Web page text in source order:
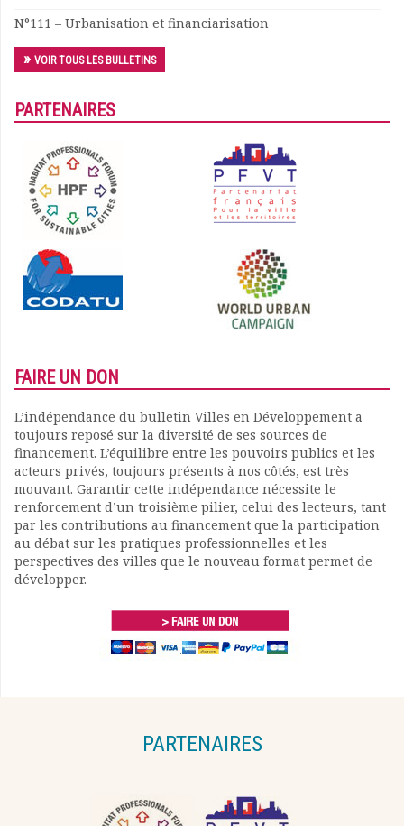
N°111 – Urbanisation et financiarisation
VOIR TOUS LES BULLETINS
PARTENAIRES
FAIRE UN DON
L’indépendance du bulletin Villes en Développement a
toujours reposé sur la diversité de ses sources de
financement. L’équilibre entre les pouvoirs publics et les
acteurs privés, toujours présents à nos côtés, est très
mouvant. Garantir cette indépendance nécessite le
renforcement d’un troisième pilier, celui des lecteurs, tant
par les contributions au financement que la participation
au débat sur les pratiques professionnelles et les
perspectives des villes que le nouveau format permet de
développer.
PARTENAIRES